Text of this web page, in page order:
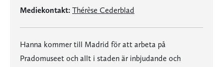
Mediekontakt: Thérèse Cederblad
Hanna kommer till Madrid för att arbeta på
Pradomuseet och allt i staden är inbjudande och